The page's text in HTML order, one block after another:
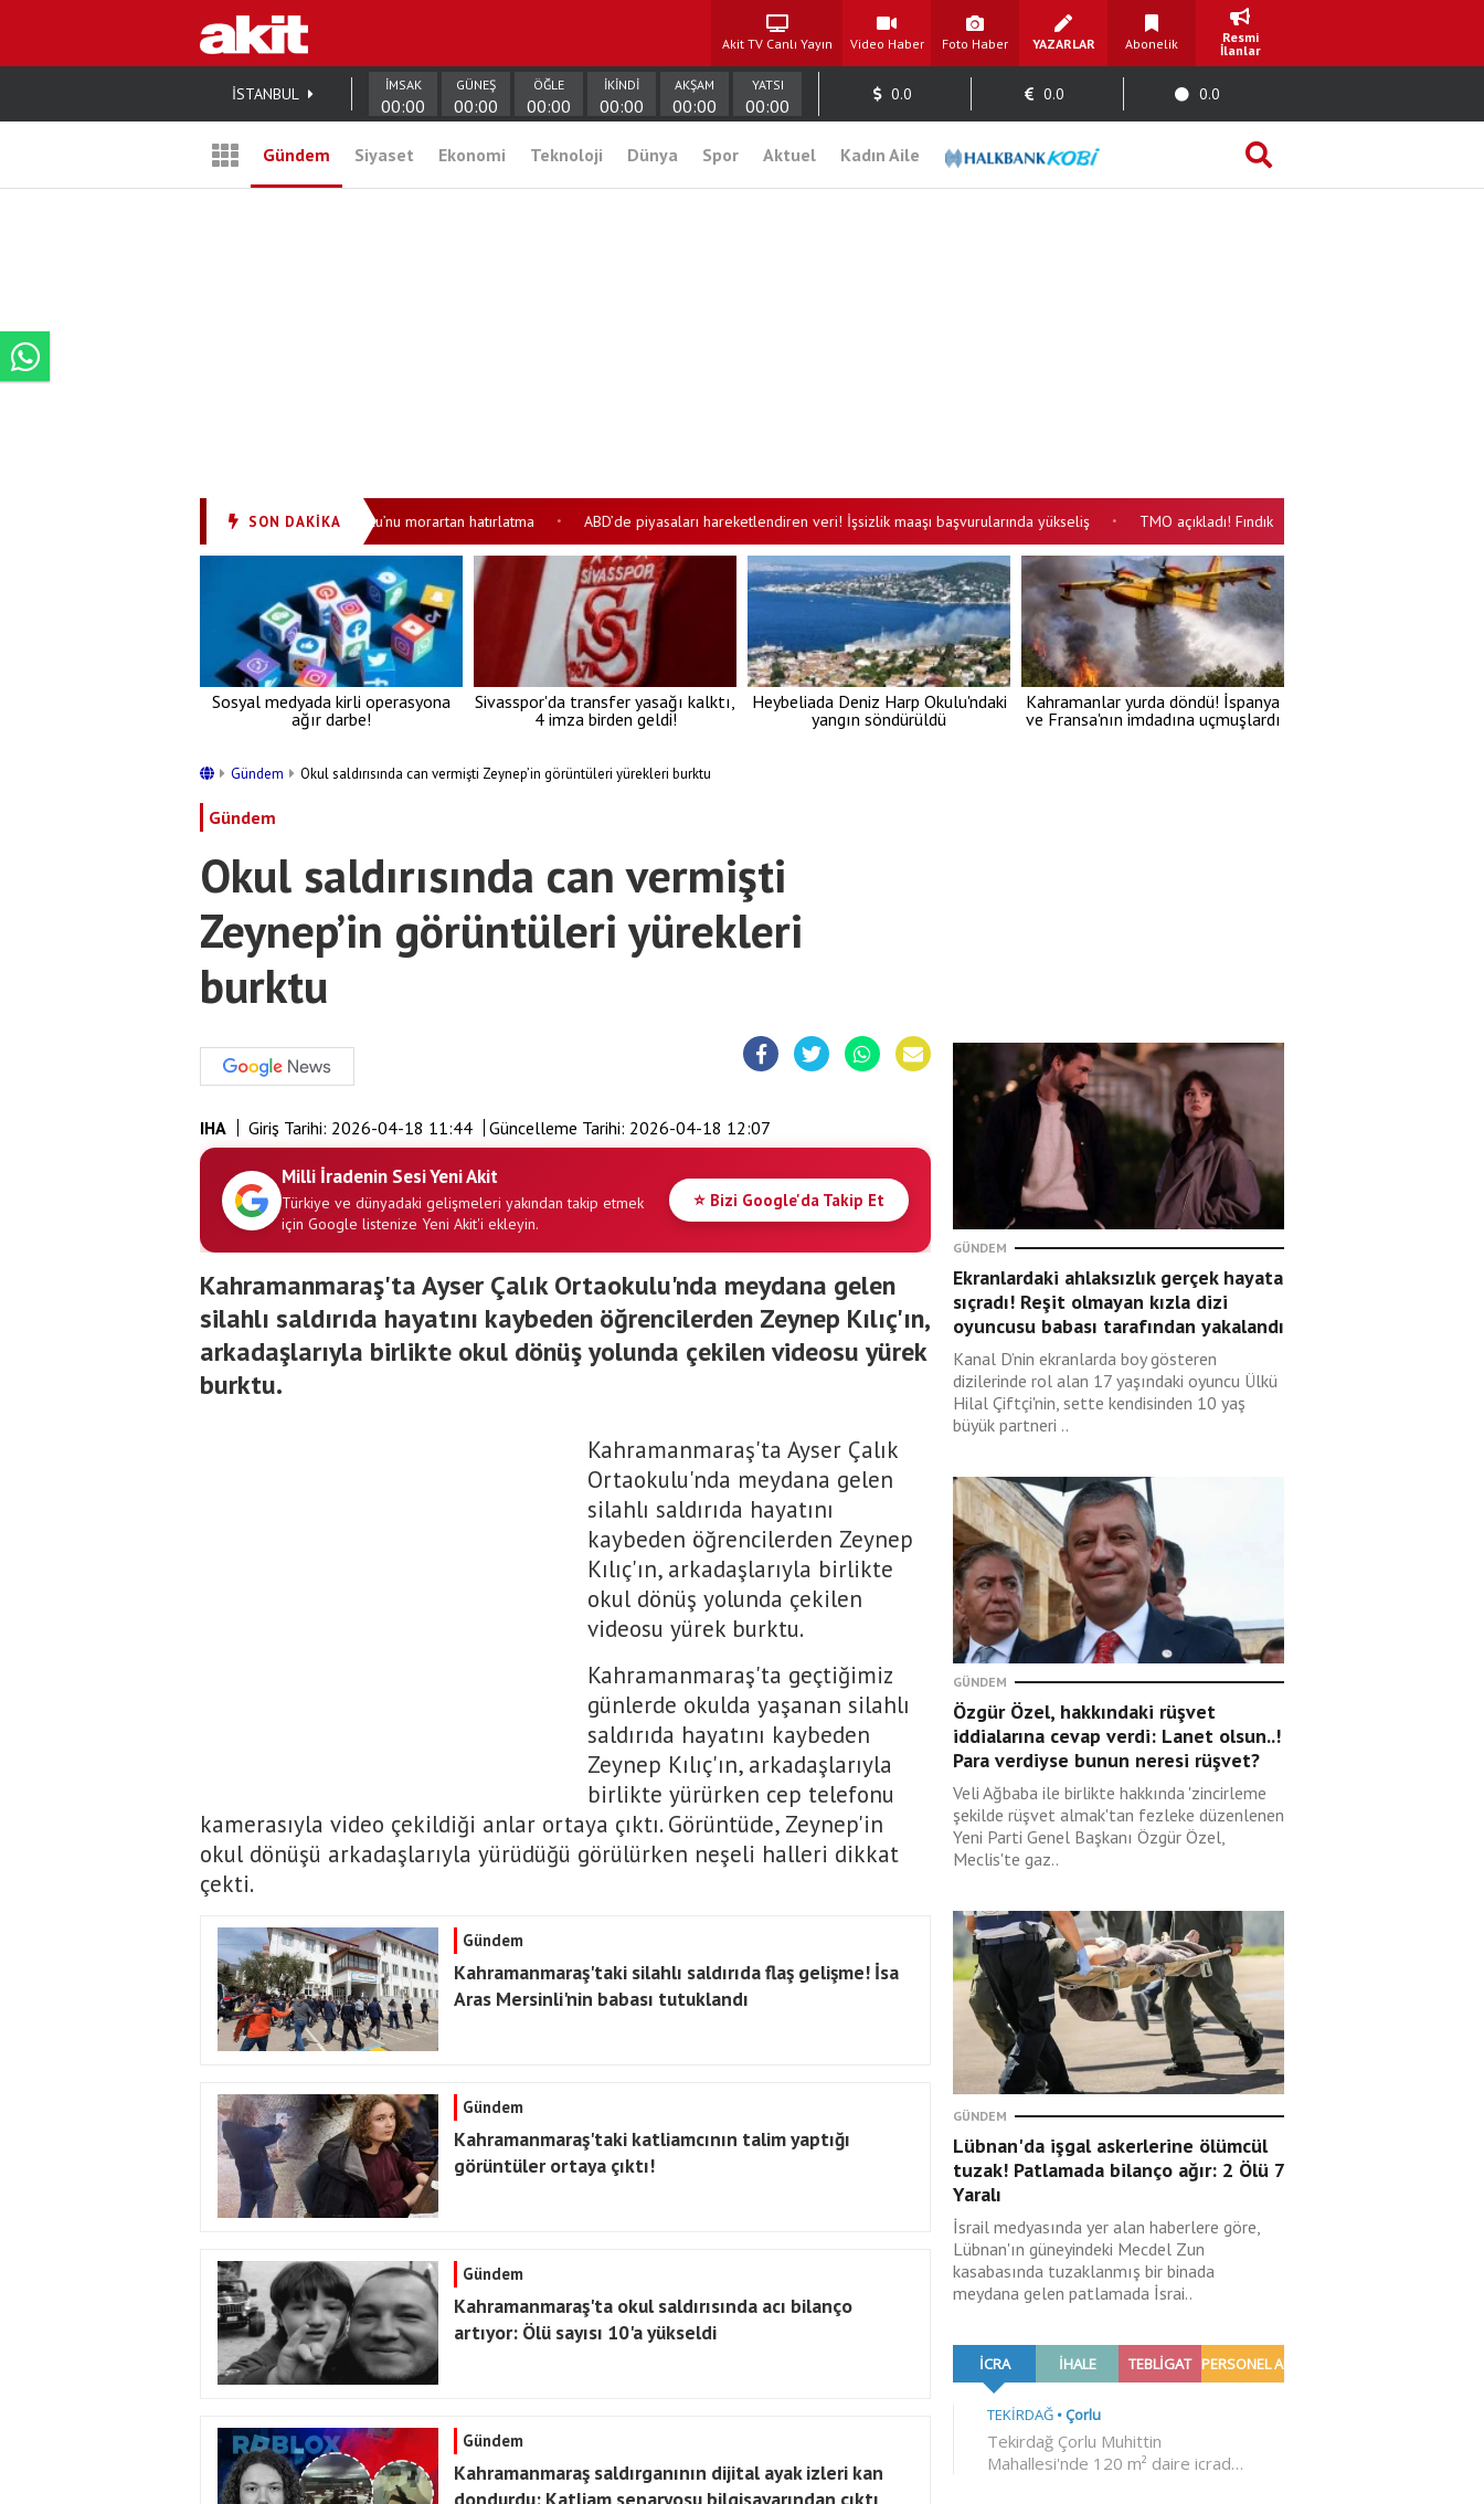
Akit TV Canlı Yayın Video Haber Foto Haber YAZARLAR Abonelik
Resmi
İlanlar
İSTANBUL İMSAK
00:00
GÜNEŞ
00:00
ÖĞLE
00:00
İKİNDİ
00:00
AKŞAM
00:00
YATSI
00:00
0.0 0.0 0.0
Gündem Siyaset Ekonomi Teknoloji Dünya Spor Aktuel Kadın Aile
SON DAKİKA
sıralarken neredeydi? Müsavat Dervişoğlu’nu morartan hatırlatma • ABD’de piyasaları hareketlendiren veri! İşsizlik maaşı başvurularında yükseliş • TMO açıkladı! Fındık alım fiyatları belli oldu
Sosyal medyada kirli operasyona
ağır darbe!
Sivasspor'da transfer yasağı kalktı,
4 imza birden geldi!
Heybeliada Deniz Harp Okulu'ndaki
yangın söndürüldü
Kahramanlar yurda döndü! İspanya
ve Fransa'nın imdadına uçmuşlardı
Gündem Okul saldırısında can vermişti Zeynep’in görüntüleri yürekleri burktu
Gündem
Okul saldırısında can vermişti
Zeynep’in görüntüleri yürekleri
burktu
IHA Giriş Tarihi: 2026-04-18 11:44 Güncelleme Tarihi: 2026-04-18 12:07
Milli İradenin Sesi Yeni Akit
Türkiye ve dünyadaki gelişmeleri yakından takip etmek
için Google listenize Yeni Akit'i ekleyin.
⭐ Bizi Google'da Takip Et
Kahramanmaraş'ta Ayser Çalık Ortaokulu'nda meydana gelen
silahlı saldırıda hayatını kaybeden öğrencilerden Zeynep Kılıç'ın,
arkadaşlarıyla birlikte okul dönüş yolunda çekilen videosu yürek
burktu.
Kahramanmaraş'ta Ayser Çalık
Ortaokulu'nda meydana gelen
silahlı saldırıda hayatını
kaybeden öğrencilerden Zeynep
Kılıç'ın, arkadaşlarıyla birlikte
okul dönüş yolunda çekilen
videosu yürek burktu.
Kahramanmaraş'ta geçtiğimiz
günlerde okulda yaşanan silahlı
saldırıda hayatını kaybeden
Zeynep Kılıç'ın, arkadaşlarıyla
birlikte yürürken cep telefonu
kamerasıyla video çekildiği anlar ortaya çıktı. Görüntüde, Zeynep'in
okul dönüşü arkadaşlarıyla yürüdüğü görülürken neşeli halleri dikkat
çekti.
Gündem
Kahramanmaraş'taki silahlı saldırıda flaş gelişme! İsa
Aras Mersinli'nin babası tutuklandı
Gündem
Kahramanmaraş'taki katliamcının talim yaptığı
görüntüler ortaya çıktı!
Gündem
Kahramanmaraş'ta okul saldırısında acı bilanço
artıyor: Ölü sayısı 10'a yükseldi
Gündem
Kahramanmaraş saldırganının dijital ayak izleri kan
GÜNDEM
Ekranlardaki ahlaksızlık gerçek hayata
sıçradı! Reşit olmayan kızla dizi
oyuncusu babası tarafından yakalandı
Kanal D’nin ekranlarda boy gösteren
dizilerinde rol alan 17 yaşındaki oyuncu Ülkü
Hilal Çiftçi'nin, sette kendisinden 10 yaş
büyük partneri ..
GÜNDEM
Özgür Özel, hakkındaki rüşvet
iddialarına cevap verdi: Lanet olsun..!
Para verdiyse bunun neresi rüşvet?
Veli Ağbaba ile birlikte hakkında 'zincirleme
şekilde rüşvet almak'tan fezleke düzenlenen
Yeni Parti Genel Başkanı Özgür Özel,
Meclis'te gaz..
GÜNDEM
Lübnan'da işgal askerlerine ölümcül
tuzak! Patlamada bilanço ağır: 2 Ölü 7
Yaralı
İsrail medyasında yer alan haberlere göre,
Lübnan'ın güneyindeki Mecdel Zun
kasabasında tuzaklanmış bir binada
meydana gelen patlamada İsrai..